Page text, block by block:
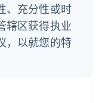
、充分性或时
辖区获得执业
，以就您的特